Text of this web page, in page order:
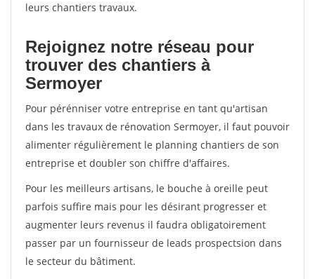
leurs chantiers travaux.
Rejoignez notre réseau pour
trouver des chantiers à
Sermoyer
Pour pérénniser votre entreprise en tant qu'artisan
dans les travaux de rénovation Sermoyer, il faut pouvoir
alimenter régulièrement le planning chantiers de son
entreprise et doubler son chiffre d'affaires.
Pour les meilleurs artisans, le bouche à oreille peut
parfois suffire mais pour les désirant progresser et
augmenter leurs revenus il faudra obligatoirement
passer par un fournisseur de leads prospectsion dans
le secteur du bâtiment.